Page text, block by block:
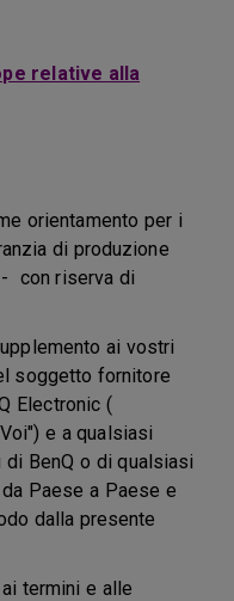
relative alla
orientamento per i
di produzione
- con riserva di
ai vostri
soggetto fornitore
Electronic (
e a qualsiasi
BenQ o di qualsiasi
Paese a Paese e
dalla presente
termini e alle